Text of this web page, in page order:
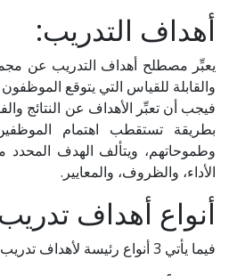
أهداف التدريب:
يعبِّر مصطلح أهداف التدريب عن
والقابلة للقياس التي يتوقع الموظفون
فيجب أن تعبِّر الأهداف عن النتائج
بطريقة تستقطب اهتمام
الأداء، والظروف، والمعايير.
أنواع أهداف
فيما يأتي 3 أنواع رئيسة لأهداف تدريب الموظفين: